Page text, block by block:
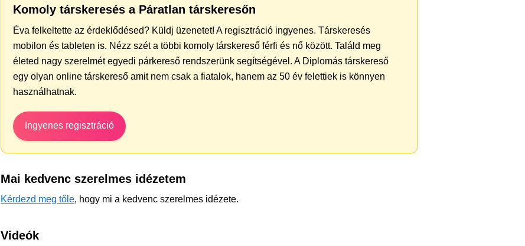
Komoly társkeresés a Páratlan társkeresőn
Éva felkeltette az érdeklődésed? Küldj üzenetet! A regisztráció ingyenes. Társkeresés
mobilon és tableten is. Nézz szét a többi komoly társkereső férfi és nő között. Találd meg
életed nagy szerelmét egyedi párkereső rendszerünk segítségével. A Diplomás társkereső
egy olyan online társkereső amit nem csak a fiatalok, hanem az 50 év felettiek is könnyen
használhatnak.
Ingyenes regisztráció
Mai kedvenc szerelmes idézetem
Kérdezd meg tőle, hogy mi a kedvenc szerelmes idézete.
Videók